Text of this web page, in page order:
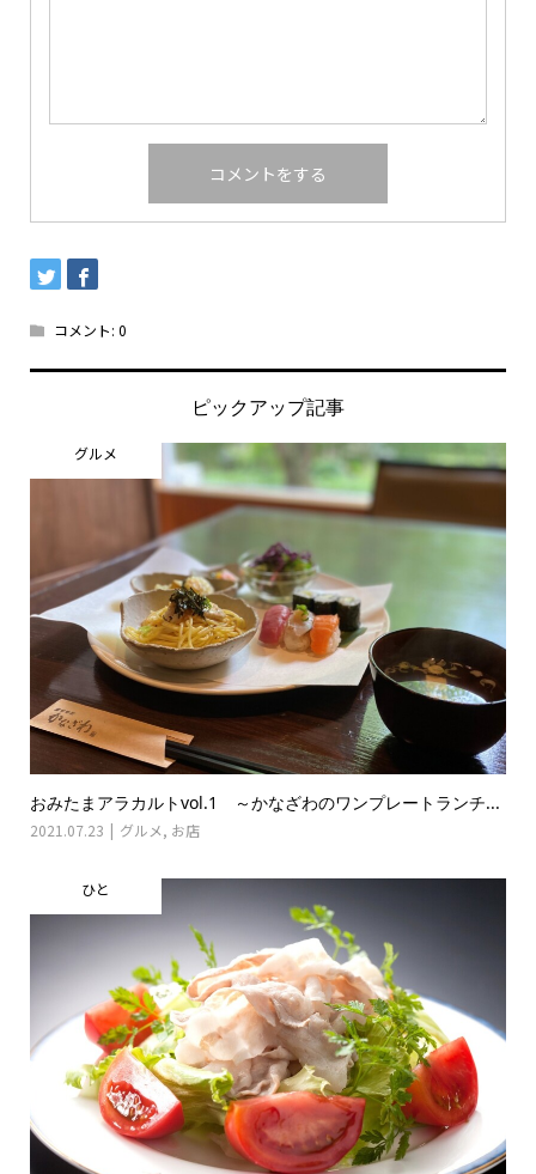
コメント: 0
ピックアップ記事
グルメ
おみたまアラカルトvol.1 ～かなざわのワンプレートランチ...
2021.07.23 グルメ, お店
ひと